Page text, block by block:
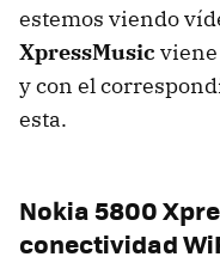
estemos viendo
XpressMusic
y con el
esta.
Nokia 5800
conectividad